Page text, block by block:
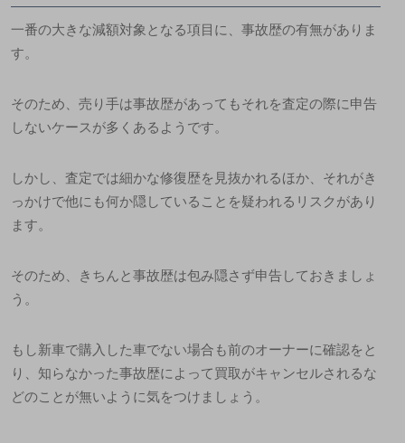
一番の大きな減額対象となる項目に、事故歴の有無がありま
す。
そのため、売り手は事故歴があってもそれを査定の際に申告
しないケースが多くあるようです。
しかし、 査定では細かな修復歴を見抜かれるほか、それがき
っかけで他にも何か隠していることを疑われるリスク があり
ます。
そのため、きちんと事故歴は包み隠さず申告しておきましょ
う。
もし新車で購入した車でない場合も前のオーナーに確認をと
り、知らなかった事故歴によって買取がキャンセルされるな
どのことが無いように気をつけましょう。